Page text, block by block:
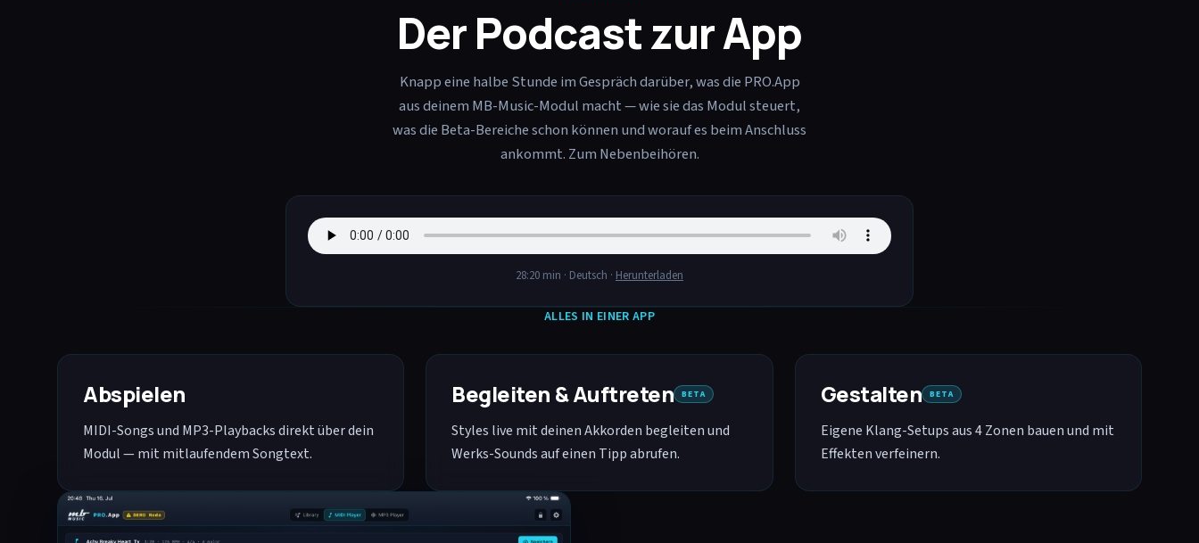
Der Podcast zur App
Knapp eine halbe Stunde im Gespräch darüber, was die PRO.App
aus deinem MB-Music-Modul macht — wie sie das Modul steuert,
was die Beta-Bereiche schon können und worauf es beim Anschluss
ankommt. Zum Nebenbeihören.
28:20 min · Deutsch · Herunterladen
ALLES IN EINER APP
Abspielen
MIDI-Songs und MP3-Playbacks direkt über dein
Modul — mit mitlaufendem Songtext.
Begleiten & Auftreten BETA
Styles live mit deinen Akkorden begleiten und
Werks-Sounds auf einen Tipp abrufen.
Gestalten BETA
Eigene Klang-Setups aus 4 Zonen bauen und mit
Effekten verfeinern.